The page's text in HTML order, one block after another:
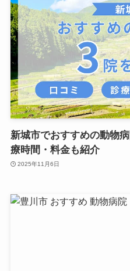
新城市でおすすめの動物
療時間・料金も紹介
2025年11月6日